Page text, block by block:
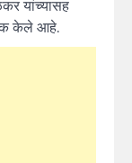
यांच्यासह
केले आहे.